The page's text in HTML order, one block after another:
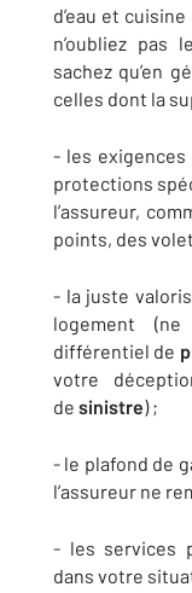
d’eau et
n’oubliez pas
sachez qu’en
celles dont la
- les exigences
protections
l’assureur,
points, des
- la juste
logement
différentiel de
votre
de sinistre) ;
- le plafond de
l’assureur ne
- les services
dans votre